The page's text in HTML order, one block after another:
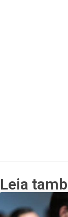
Leia